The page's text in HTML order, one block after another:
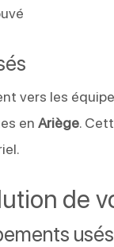
vers les
enAriège.
de
usés